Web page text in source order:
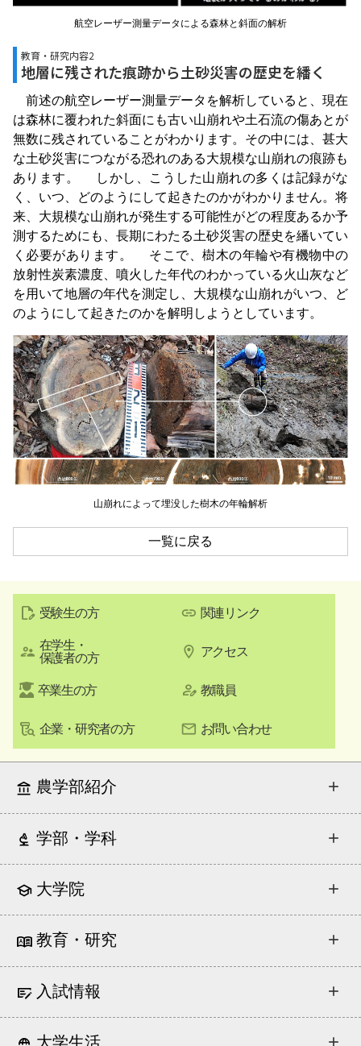
航空レーザー測量データによる森林と斜面の解析
教育・研究内容2
地層に残された痕跡から土砂災害の歴史を繙く
前述の航空レーザー測量データを解析していると、現在
は森林に覆われた斜面にも古い山崩れや土石流の傷あとが
無数に残されていることがわかります。その中には、甚大
な土砂災害につながる恐れのある大規模な山崩れの痕跡も
あります。 しかし、こうした山崩れの多くは記録がな
く、いつ、どのようにして起きたのかがわかりません。将
来、大規模な山崩れが発生する可能性がどの程度あるか予
測するためにも、長期にわたる土砂災害の歴史を繙いてい
く必要があります。 そこで、樹木の年輪や有機物中の
放射性炭素濃度、噴火した年代のわかっている火山灰など
を用いて地層の年代を測定し、大規模な山崩れがいつ、ど
のようにして起きたのかを解明しようとしています。
山崩れによって埋没した樹木の年輪解析
一覧に戻る
受験生の方
在学生・
保護者の方
卒業生の方
企業・研究者の方
関連リンク
アクセス
教職員
お問い合わせ
農学部紹介
学部・学科
大学院
教育・研究
入試情報
大学生活